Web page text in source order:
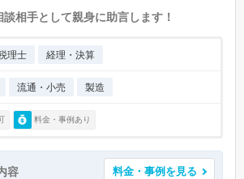
相手として親身に助言します！
理士 経理・決算
流通・小売 製造
料金・事例あり
容 料金・事例を見る